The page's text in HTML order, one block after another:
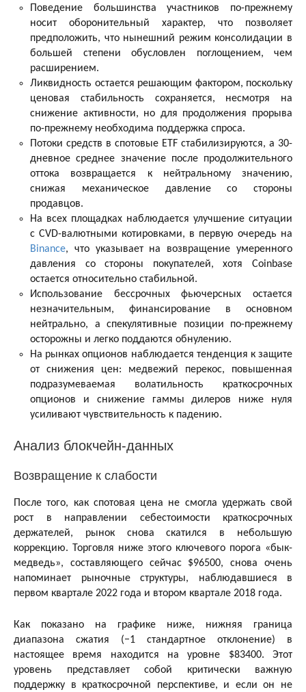
Поведение большинства участников по-прежнему
носит оборонительный характер, что позволяет
предположить, что нынешний режим консолидации в
большей степени обусловлен поглощением, чем
расширением.
Ликвидность остается решающим фактором, поскольку
ценовая стабильность сохраняется, несмотря на
снижение активности, но для продолжения прорыва
по-прежнему необходима поддержка спроса.
Потоки средств в спотовые ETF стабилизируются, а 30-
дневное среднее значение после продолжительного
оттока возвращается к нейтральному значению,
снижая механическое давление со стороны
продавцов.
На всех площадках наблюдается улучшение ситуации
с CVD-валютными котировками, в первую очередь на
Binance, что указывает на возвращение умеренного
давления со стороны покупателей, хотя Coinbase
остается относительно стабильной.
Использование бессрочных фьючерсных остается
незначительным, финансирование в основном
нейтрально, а спекулятивные позиции по-прежнему
осторожны и легко поддаются обнулению.
На рынках опционов наблюдается тенденция к защите
от снижения цен: медвежий перекос, повышенная
подразумеваемая волатильность краткосрочных
опционов и снижение гаммы дилеров ниже нуля
усиливают чувствительность к падению.
Анализ блокчейн-данных
Возвращение к слабости
После того, как спотовая цена не смогла удержать свой
рост в направлении себестоимости краткосрочных
держателей, рынок снова скатился в небольшую
коррекцию. Торговля ниже этого ключевого порога «бык-
медведь», составляющего сейчас $96500, снова очень
напоминает рыночные структуры, наблюдавшиеся в
первом квартале 2022 года и втором квартале 2018 года.
Как показано на графике ниже, нижняя граница
диапазона сжатия (−1 стандартное отклонение) в
настоящее время находится на уровне $83400. Этот
уровень представляет собой критически важную
поддержку в краткосрочной перспективе, и если он не